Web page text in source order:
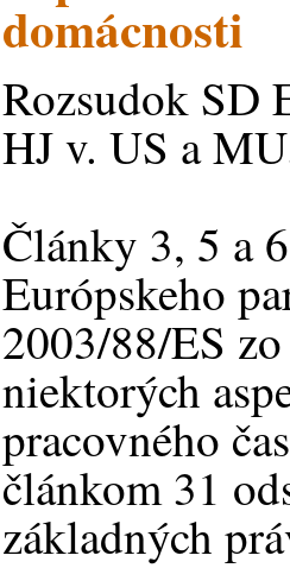
domácnosti
Rozsudok SD
HJ v. US a
Články 3, 5 a
Európskeho
2003/88/ES
niektorých
pracovného
článkom 31
základných